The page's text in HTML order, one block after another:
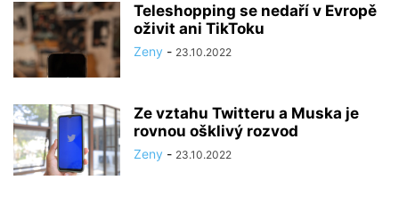
Teleshopping se nedaří v Evropě
oživit ani TikToku
Zeny - 23.10.2022
Ze vztahu Twitteru a Muska je
rovnou ošklivý rozvod
Zeny - 23.10.2022